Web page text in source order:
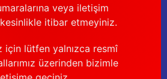
veya iletişim
kesinlikle itibar etmeyiniz.
için lütfen yalnızca resmî
üzerinden bizimle